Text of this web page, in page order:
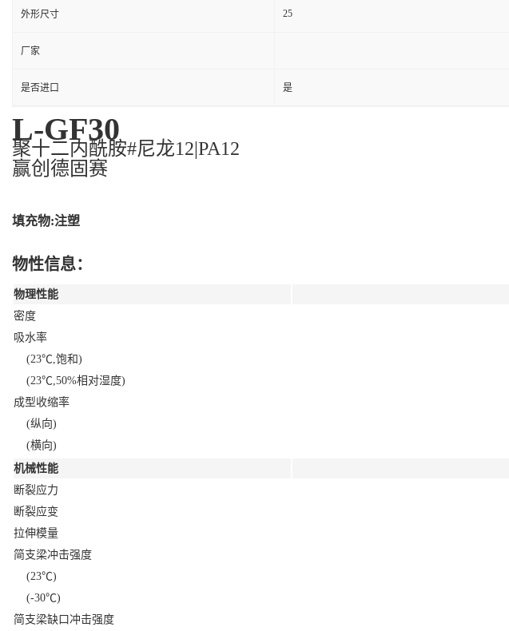
外形尺寸 25
厂家
是否进口 是
L-GF30
聚十二内酰胺#尼龙12|PA12
赢创德固赛
填充物:注塑
物性信息：
物理性能
密度
吸水率
(23℃,饱和)
(23℃,50%相对湿度)
成型收缩率
(纵向)
(横向)
机械性能
断裂应力
断裂应变
拉伸模量
简支梁冲击强度
(23℃)
(-30℃)
简支梁缺口冲击强度